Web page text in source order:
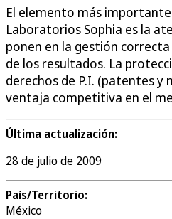
El elemento más
Laboratorios Sophia es la
ponen en la gestión
de los resultados. La
derechos de P.I. (patentes y
ventaja competitiva en el
Última actualización:
28 de julio de 2009
País/Territorio:
México